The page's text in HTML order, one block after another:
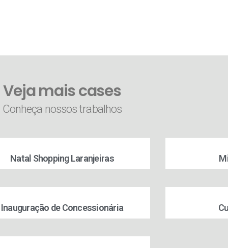
Veja mais cases
Conheça nossos trabalhos
Natal Shopping Laranjeiras
Inauguração de Concessionária